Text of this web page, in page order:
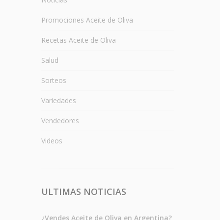
Promociones Aceite de Oliva
Recetas Aceite de Oliva
Salud
Sorteos
Variedades
Vendedores
Videos
ULTIMAS NOTICIAS
¿Vendes Aceite de Oliva en Argentina?